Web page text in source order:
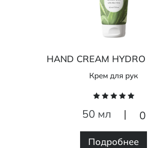
HAND CREAM HYDRO
Крем для рук
50 мл |
Подробнее